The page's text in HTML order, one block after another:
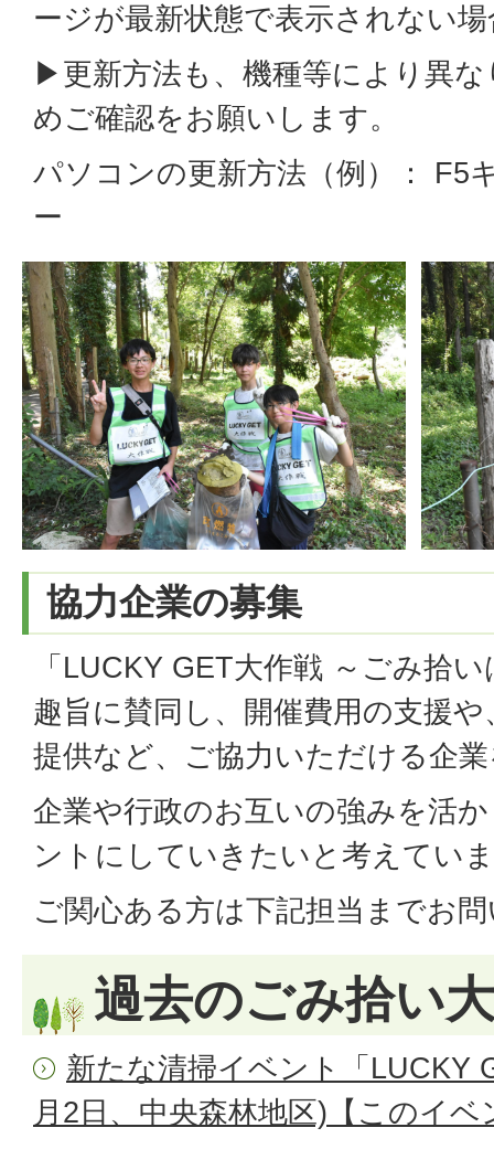
ージが最新状態で表示されない
▶更新方法も、機種等により異
めご確認をお願いします。
パソコンの更新方法（例）： F5
ー
協力企業の募集
「LUCKY GET大作戦 ～ごみ拾
趣旨に賛同し、開催費用の支援
提供など、ご協力いただける企
企業や行政のお互いの強みを活
ントにしていきたいと考えてい
ご関心ある方は下記担当までお
過去のごみ拾い
新たな清掃イベント「LUCKY
月2日、中央森林地区)【このイ